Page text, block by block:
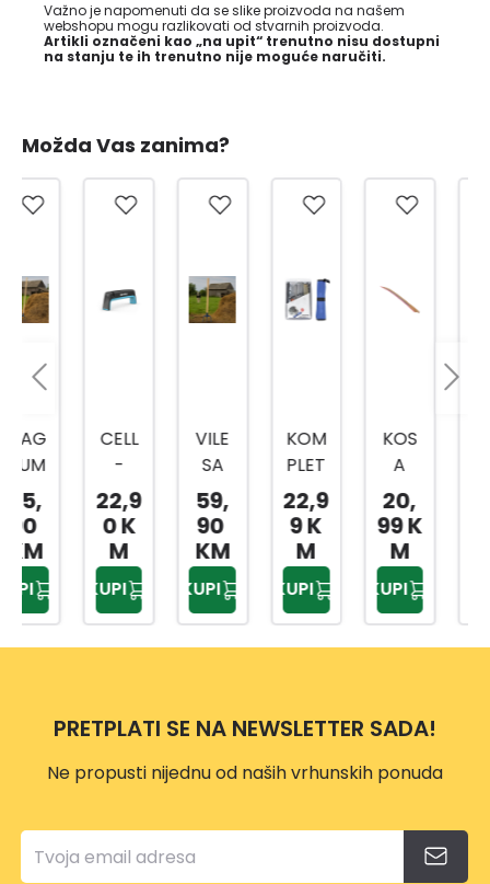
Važno je napomenuti da se slike proizvoda na našem
webshopu mogu razlikovati od stvarnih proizvoda.
Artikli označeni kao „na upit“ trenutno nisu dostupni
na stanju te ih trenutno nije moguće naručiti.
Možda Vas zanima?
CELL
OŠTR
ZA
NOŽE
VE,SJ
EKIRE
22,9
KUPI
VILE
TRI
ZUPC
DRŠK
OM
59,
90
KUPI
KOM
OŠTR
ENJE
LANC
MOT
ORN
VP114
22,9
KUPI
KOS
80C
20,
99 K
KUPI
CELL
SJEKI
U600
ERG
O
64,
99 K
KUPI
PRETPLATI SE NA NEWSLETTER SADA!
Ne propusti nijednu od naših vrhunskih ponuda